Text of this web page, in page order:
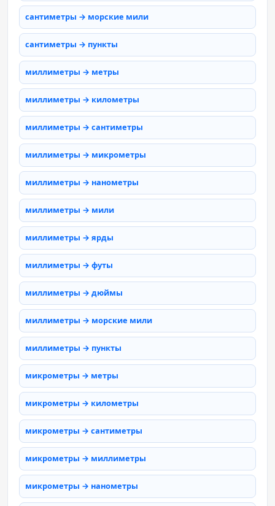
сантиметры → морские мили
сантиметры → пункты
миллиметры → метры
миллиметры → километры
миллиметры → сантиметры
миллиметры → микрометры
миллиметры → нанометры
миллиметры → мили
миллиметры → ярды
миллиметры → футы
миллиметры → дюймы
миллиметры → морские мили
миллиметры → пункты
микрометры → метры
микрометры → километры
микрометры → сантиметры
микрометры → миллиметры
микрометры → нанометры